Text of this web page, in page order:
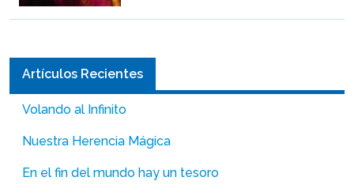
Artículos Recientes
Volando al Infinito
Nuestra Herencia Mágica
En el fin del mundo hay un tesoro